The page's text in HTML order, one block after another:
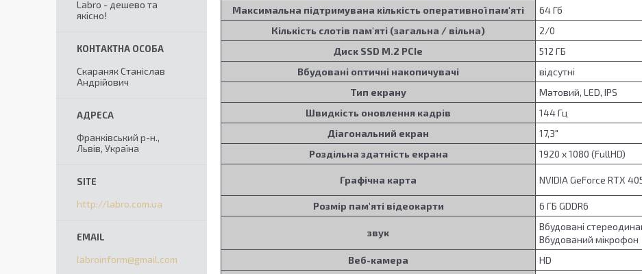
Максимальна підтримувана кількість оперативної пам'яті
64 Гб
Кількість слотів пам'яті (загальна / вільна)
2/0
Диск SSD M.2 PCIe
512 ГБ
Вбудовані оптичні накопичувачі
відсутні
Тип екрану
Матовий, LED, IPS
Швидкість оновлення кадрів
144 Гц
Діагональний екран
17,3"
Роздільна здатність екрана
1920 x 1080 (FullHD)
Графічна карта NVIDIA GeForce RTX
Розмір пам'яті відеокарти 6 ГБ GDDR6
звук
Вбудовані
Вбудований мікрофон
Веб-камера
HD
Labro - дешево та
якісно!
Скараняк Станіслав
Андрійович
Франківський р-н.,
Львів, Україна
http://labro.com.ua
labroinform@gmail.com